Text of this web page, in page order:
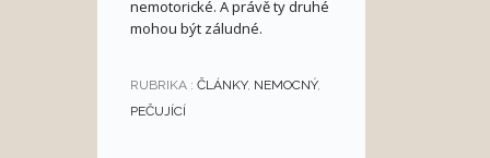
nemotorické. A právě ty druhé
mohou být záludné.
RUBRIKA : ČLÁNKY, NEMOCNÝ,
PEČUJÍCÍ